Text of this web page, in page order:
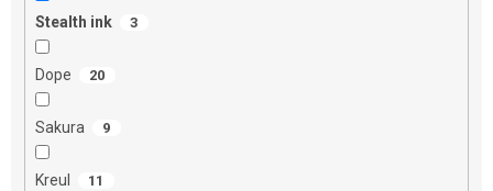
Stealth ink 3
Dope 20
Sakura 9
Kreul 11